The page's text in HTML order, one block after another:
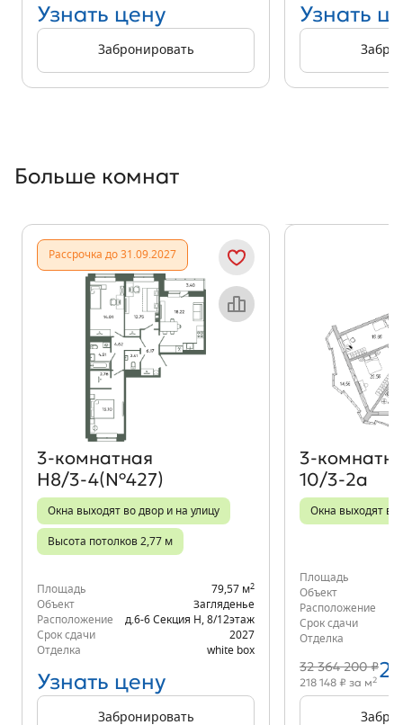
Узнать цену
Забронировать
Узнать
Больше комнат
Рассрочка до 31.09.2027
Объект месяца
3‑комнатная
Н8/3-4(№427)
Окна выходят во двор и на улицу
Высота потолков 2,77 м
Площадь 79,57 м2
Объект
Загляденье
Расположение
д.6-6 Секция Н 8/12этаж
Срок сдачи
2027
Отделка
white box
Узнать цену
Забронировать
10/3-2а
Окна выходят во
Площадь
Объект
Расположение
Срок сдачи
Отделка
32 364 200 ₽
218 148 ₽ за м2